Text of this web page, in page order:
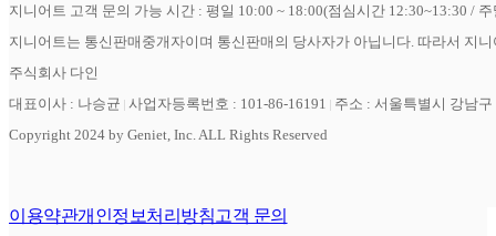
지니어트 고객 문의 가능 시간 : 평일 10:00 ~ 18:00(점심시간 12:30~13:30 /
지니어트는 통신판매중개자이며 통신판매의 당사자가 아닙니다. 따라서 지
주식회사 다인
대표이사 : 나승균 사업자등록번호 : 101-86-16191
주소 : 서울특별시 강남
Copyright 2024 by Geniet, Inc. ALL Rights Reserved
이용약관개인정보처리방침고객 문의